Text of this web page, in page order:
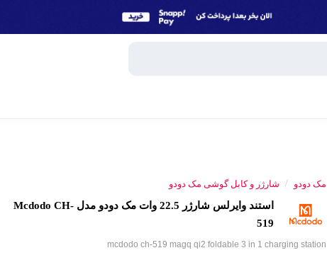
مک دودو / شارژر و کابل گوشی مک دودو
استند وایرلس شارژر 22.5 وات مک دودو مدل Mcdodo CH-
519
mcdodo ch-519 magq qi2 foldable 3 in 1 charging station